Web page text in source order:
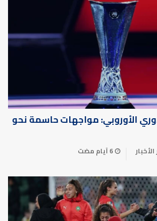
الأوروبي: مواجهات حاسمة نحو
6 أيام مضت